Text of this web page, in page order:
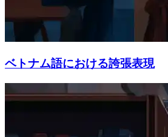
ベトナム語における誇張表現